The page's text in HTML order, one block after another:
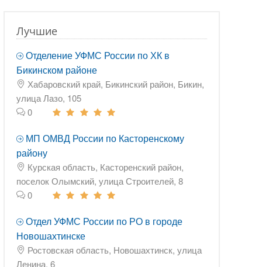
Лучшие
Отделение УФМС России по ХК в
Бикинском районе
Хабаровский край, Бикинский район, Бикин,
улица Лазо, 105
0
МП ОМВД России по Касторенскому
району
Курская область, Касторенский район,
поселок Олымский, улица Строителей, 8
0
Отдел УФМС России по РО в городе
Новошахтинске
Ростовская область, Новошахтинск, улица
Ленина, 6